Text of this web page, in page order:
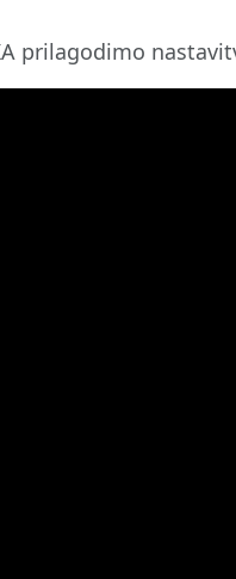
prilagodimo